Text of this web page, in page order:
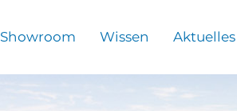
Showroom Wissen Aktuelles